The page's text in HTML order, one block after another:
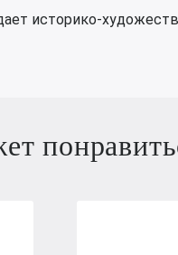
историко-